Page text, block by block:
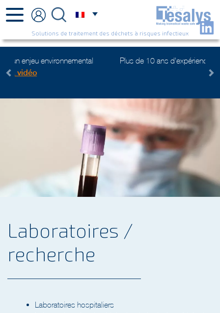
Solutions de traitement des déchets à risques infectieux
Plus de 10 ans d'expérience : (re)Découvrez-nous !
Previous Next
Laboratoires /
recherche
Laboratoires de microbiologie, virologie, bactériologie,